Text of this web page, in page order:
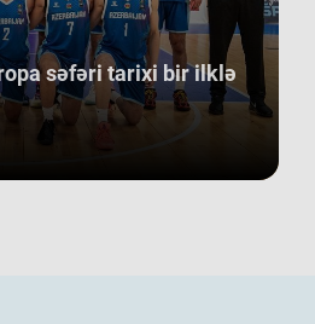
səfəri tarixi bir ilklə